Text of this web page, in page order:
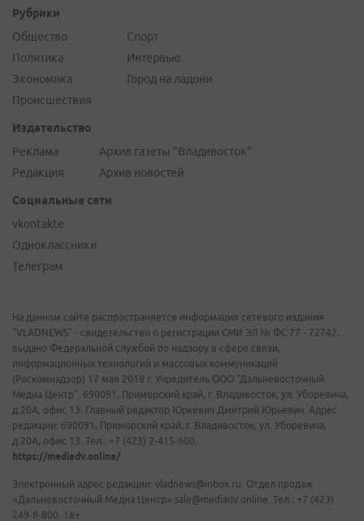
Рубрики
Общество
Политика
Экономика
Происшествия
Спорт
Интервью
Город на ладони
Издательство
Реклама
Редакция
Архив газеты "Владивосток"
Архив новостей
Социальные сети
vkontakte
Одноклассники
Телеграм
На данном сайте распространяется информация сетевого издания
"VLADNEWS" - свидетельство о регистрации СМИ ЭЛ № ФС 77 - 72742,
выдано Федеральной службой по надзору в сфере связи,
информационных технологий и массовых коммуникаций
(Роскомнадзор) 17 мая 2018 г. Учредитель ООО "Дальневосточный
Медиа Центр". 690091, Приморский край, г. Владивосток, ул. Уборевича,
д.20А, офис 13. Главный редактор Юркевич Дмитрий Юрьевич. Адрес
редакции: 690091, Приморский край, г. Владивосток, ул. Уборевича,
д.20А, офис 13. Тел.: +7 (423) 2-415-600.
https://mediadv.online/
Электронный адрес редакции: vladnews@inbox.ru. Отдел продаж
«Дальневосточный Медиа Центр» sale@mediadv.online. Тел.: +7 (423)
249-8-800. 18+